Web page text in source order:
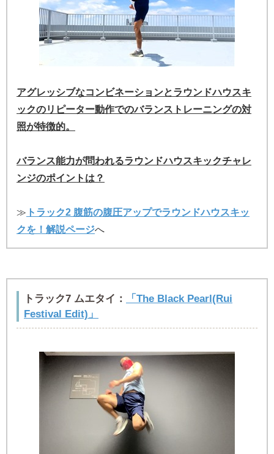
アグレッシブなコンビネーションとラウンドハウスキ
ックのリピーター動作でのバランストレーニングの対
照が特徴的。
バランス能力が問われるラウンドハウスキックチャレ
ンジのポイントは？
≫ トラック2 腹筋の腹圧アップでラウンドハウスキッ
クを！解説ページへ
トラック7 ムエタイ：
「The Black Pearl(Rui
Festival Edit)」